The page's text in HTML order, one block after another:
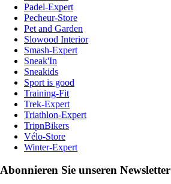
Padel-Expert
Pecheur-Store
Pet and Garden
Slowood Interior
Smash-Expert
Sneak'In
Sneakids
Sport is good
Training-Fit
Trek-Expert
Triathlon-Expert
TripnBikers
Vélo-Store
Winter-Expert
Abonnieren Sie unseren Newsletter